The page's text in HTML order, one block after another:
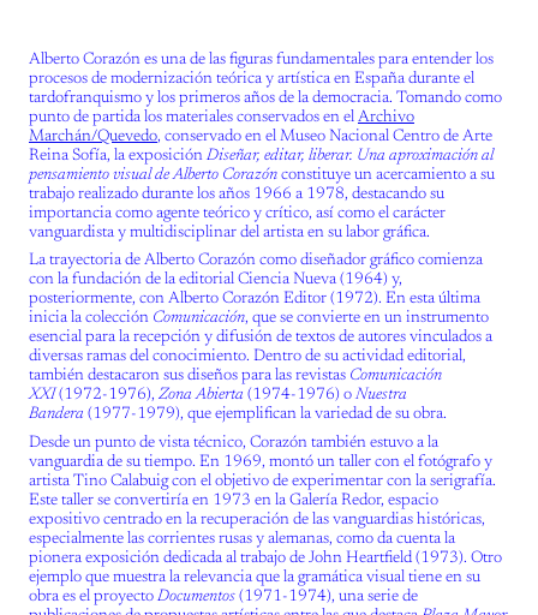
Alberto Corazón es una de las figuras fundamentales para entender los
procesos de modernización teórica y artística en España durante el
tardofranquismo y los primeros años de la democracia. Tomando como
punto de partida los materiales conservados en el Archivo
Marchán/Quevedo, conservado en el Museo Nacional Centro de Arte
Reina Sofía, la exposición Diseñar, editar, liberar. Una aproximación al
pensamiento visual de Alberto Corazón constituye un acercamiento a su
trabajo realizado durante los años 1966 a 1978, destacando su
importancia como agente teórico y crítico, así como el carácter
vanguardista y multidisciplinar del artista en su labor gráfica.
La trayectoria de Alberto Corazón como diseñador gráfico comienza
con la fundación de la editorial Ciencia Nueva (1964) y,
posteriormente, con Alberto Corazón Editor (1972). En esta última
inicia la colección Comunicación, que se convierte en un instrumento
esencial para la recepción y difusión de textos de autores vinculados a
diversas ramas del conocimiento. Dentro de su actividad editorial,
también destacaron sus diseños para las revistas Comunicación
XXI (1972-1976), Zona Abierta (1974-1976) o Nuestra
Bandera (1977-1979), que ejemplifican la variedad de su obra.
Desde un punto de vista técnico, Corazón también estuvo a la
vanguardia de su tiempo. En 1969, montó un taller con el fotógrafo y
artista Tino Calabuig con el objetivo de experimentar con la serigrafía.
Este taller se convertiría en 1973 en la Galería Redor, espacio
expositivo centrado en la recuperación de las vanguardias históricas,
especialmente las corrientes rusas y alemanas, como da cuenta la
pionera exposición dedicada al trabajo de John Heartfield (1973). Otro
ejemplo que muestra la relevancia que la gramática visual tiene en su
obra es el proyecto Documentos (1971-1974), una serie de